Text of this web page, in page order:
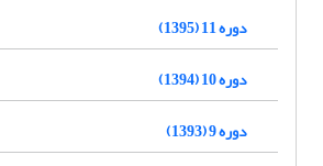
دوره 11 (1395)
دوره 10 (1394)
دوره 9 (1393)